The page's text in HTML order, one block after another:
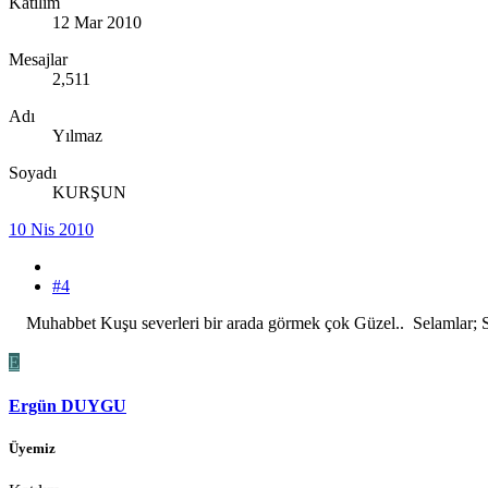
12 Mar 2010
Mesajlar
2,511
Adı
Yılmaz
Soyadı
KURŞUN
10 Nis 2010
#4
Muhabbet Kuşu severleri bir arada görmek çok Güzel.. Selamlar;
E
Ergün DUYGU
Üyemiz